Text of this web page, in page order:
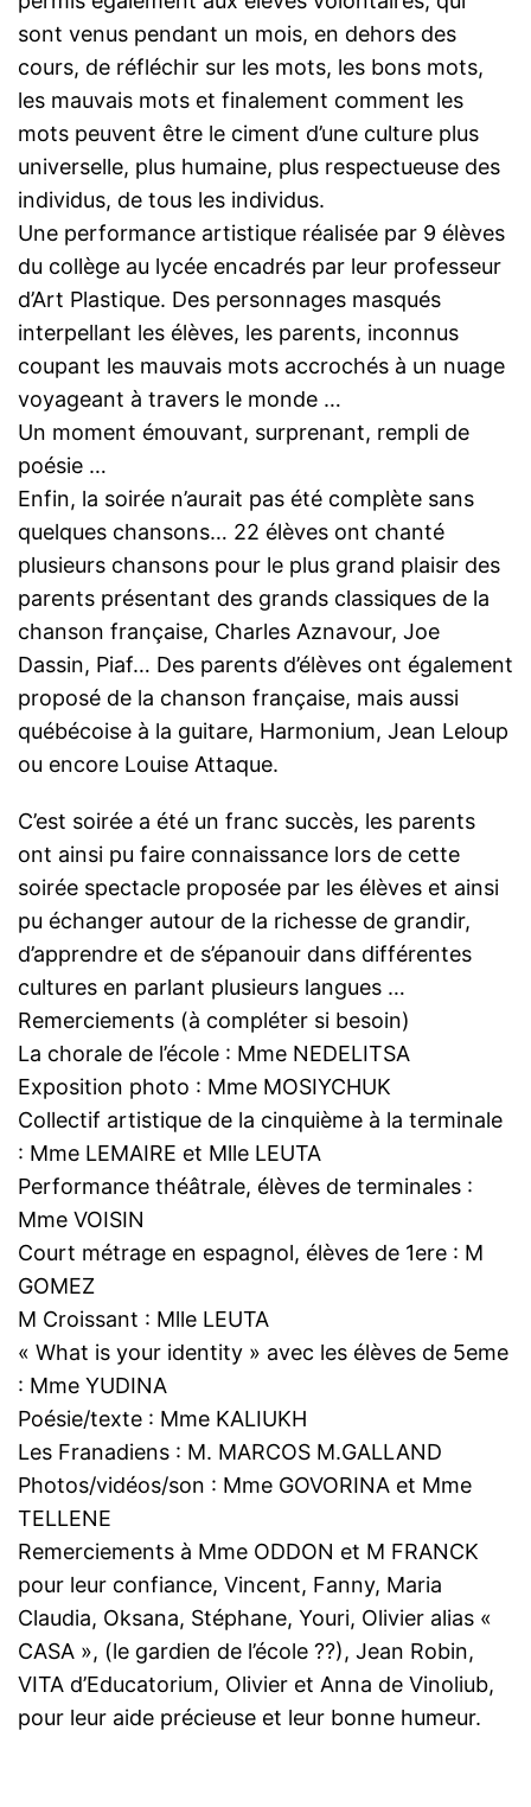
sont venus pendant un mois, en dehors des
cours, de réfléchir sur les mots, les bons mots,
les mauvais mots et finalement comment les
mots peuvent être le ciment d’une culture plus
universelle, plus humaine, plus respectueuse des
individus, de tous les individus.
Une performance artistique réalisée par 9 élèves
du collège au lycée encadrés par leur professeur
d’Art Plastique. Des personnages masqués
interpellant les élèves, les parents, inconnus
coupant les mauvais mots accrochés à un nuage
voyageant à travers le monde …
Un moment émouvant, surprenant, rempli de
poésie …
Enfin, la soirée n’aurait pas été complète sans
quelques chansons… 22 élèves ont chanté
plusieurs chansons pour le plus grand plaisir des
parents présentant des grands classiques de la
chanson française, Charles Aznavour, Joe
Dassin, Piaf… Des parents d’élèves ont également
proposé de la chanson française, mais aussi
québécoise à la guitare, Harmonium, Jean Leloup
ou encore Louise Attaque.
C’est soirée a été un franc succès, les parents
ont ainsi pu faire connaissance lors de cette
soirée spectacle proposée par les élèves et ainsi
pu échanger autour de la richesse de grandir,
d’apprendre et de s’épanouir dans différentes
cultures en parlant plusieurs langues …
Remerciements (à compléter si besoin)
La chorale de l’école : Mme NEDELITSA
Exposition photo : Mme MOSIYCHUK
Collectif artistique de la cinquième à la terminale
: Mme LEMAIRE et Mlle LEUTA
Performance théâtrale, élèves de terminales :
Mme VOISIN
Court métrage en espagnol, élèves de 1ere : M
GOMEZ
M Croissant : Mlle LEUTA
« What is your identity » avec les élèves de 5eme
: Mme YUDINA
Poésie/texte : Mme KALIUKH
Les Franadiens : M. MARCOS M.GALLAND
Photos/vidéos/son : Mme GOVORINA et Mme
TELLENE
Remerciements à Mme ODDON et M FRANCK
pour leur confiance, Vincent, Fanny, Maria
Claudia, Oksana, Stéphane, Youri, Olivier alias «
CASA », (le gardien de l’école ??), Jean Robin,
VITA d’Educatorium, Olivier et Anna de Vinoliub,
pour leur aide précieuse et leur bonne humeur.